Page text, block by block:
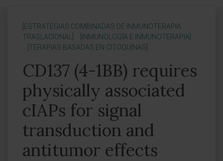
[ESTRATEGIAS COMBINADAS DE INMUNOTERAPIA
TRASLACIONAL]
[INMUNOLOGÍA E INMUNOTERAPIA]
[TERAPIAS BASADAS EN CITOQUINAS]
CD137 (4-1BB) requires
physically associated
cIAPs for signal
transduction and
antitumor effects